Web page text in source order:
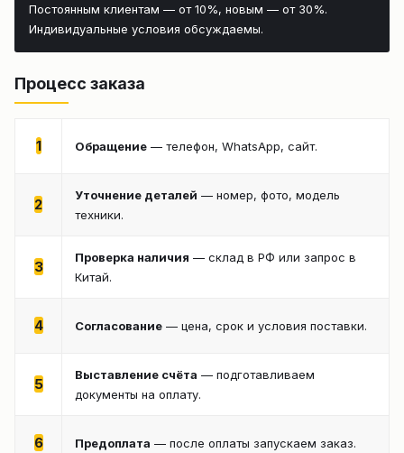
Постоянным клиентам — от 10%, новым — от 30%.
Индивидуальные условия обсуждаемы.
Процесс заказа
1 Обращение — телефон, WhatsApp, сайт.
2
Уточнение деталей — номер, фото, модель
техники.
3
Проверка наличия — склад в РФ или запрос в
Китай.
4 Согласование — цена, срок и условия поставки.
5
Выставление счёта — подготавливаем
документы на оплату.
6 Предоплата — после оплаты запускаем заказ.